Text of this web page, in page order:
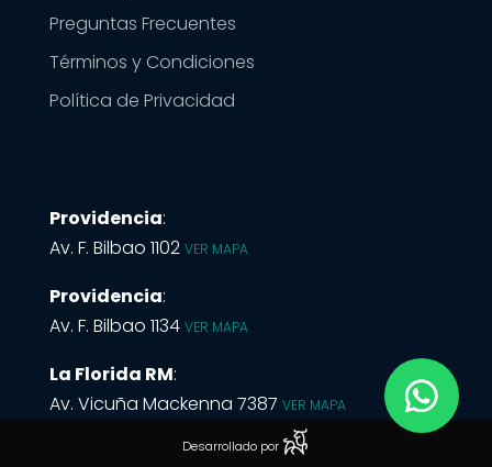
RESERVAR
Preguntas Frecuentes
Términos y Condiciones
Política de Privacidad
Providencia:
Av. F. Bilbao 1102 VER MAPA
Providencia:
Av. F. Bilbao 1134 VER MAPA
La Florida RM:
Av. Vicuña Mackenna 7387 VER MAPA
Desarrollado por